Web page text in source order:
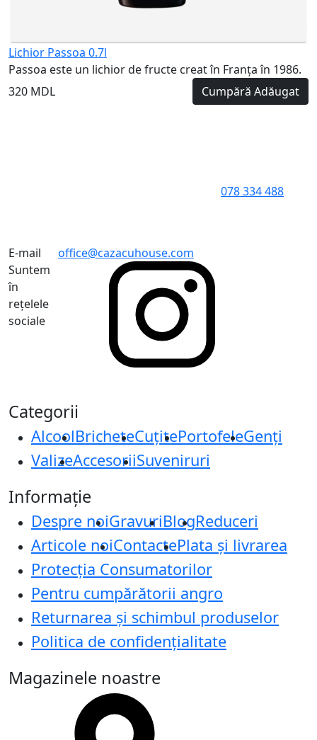
Lichior Passoa 0.7l
Passoa este un lichior de fructe creat în Franța în 1986.
320 MDL
Cumpără Adăugat
078 334 488
E-mail
office@cazacuhouse.com
Suntem
în
rețelele
sociale
Categorii
AlcoolBricheteCuțitePortofeleGenți
ValizeAccesoriiSuveniruri
Informație
Despre noiGravuriBlogReduceri
Articole noiContactePlata și livrarea
Protecţia Consumatorilor
Pentru cumpărătorii angro
Returnarea și schimbul produselor
Politica de confidențialitate
Magazinele noastre